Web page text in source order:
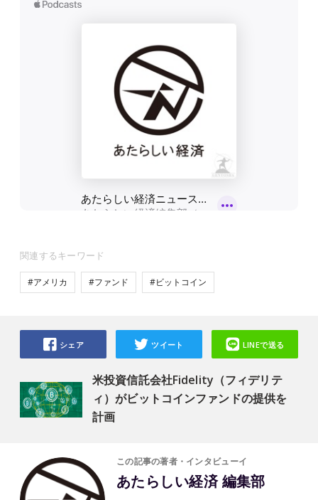
関連するキーワード
#アメリカ #ファンド #ビットコイン
米投資信託会社Fidelity（フィデリテ
ィ）がビットコインファンドの提供を
計画
シェア ツイート LINEで送る
この記事の著者・インタビューイ
あたらしい経済 編集部